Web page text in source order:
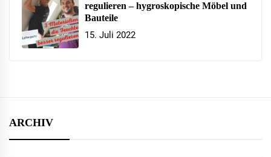
regulieren – hygroskopische Möbel und
Bauteile
15. Juli 2022
ARCHIV